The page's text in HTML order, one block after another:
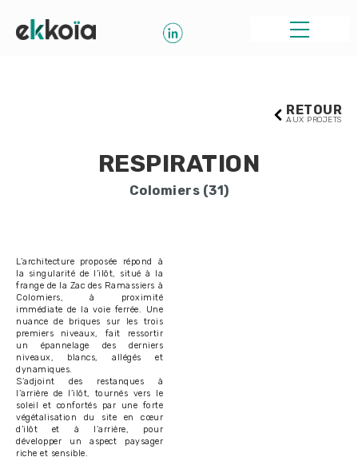
RETOUR
AUX PROJETS
RESPIRATION
Colomiers (31)
L’architecture proposée répond à
la singularité de l’ilôt, situé à la
frange de la Zac des Ramassiers à
Colomiers, à proximité
immédiate de la voie ferrée. Une
nuance de briques sur les trois
premiers niveaux, fait ressortir
un épannelage des derniers
niveaux, blancs, allégés et
dynamiques.
S’adjoint des restanques à
l’arrière de l’ilôt, tournés vers le
soleil et confortés par une forte
végétalisation du site en cœur
d’ilôt et à l’arrière, pour
développer un aspect paysager
riche et sensible.